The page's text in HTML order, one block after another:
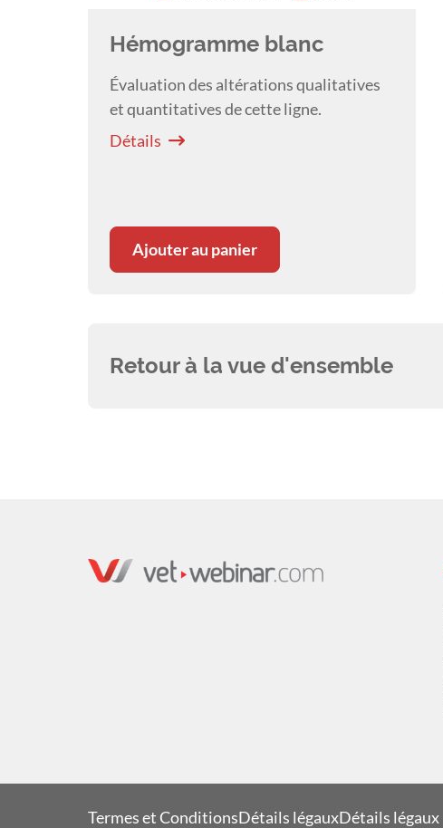
Hémogramme blanc
Évaluation des altérations qualitatives
et quantitatives de cette ligne.
Détails
Ajouter au panier
Retour à la vue d'ensemble
Termes et ConditionsDétails légauxDétails légaux